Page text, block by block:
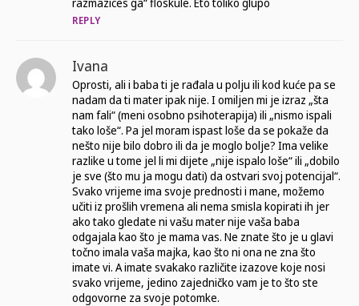
REPLY
Ivana
Oprosti, ali i baba ti je rađala u polju ili kod kuće pa se
nadam da ti mater ipak nije. I omiljen mi je izraz „šta
nam fali“ (meni osobno psihoterapija) ili „nismo ispali
tako loše“. Pa jel moram ispast loše da se pokaže da
nešto nije bilo dobro ili da je moglo bolje? Ima velike
razlike u tome jel li mi dijete „nije ispalo loše“ ili „dobilo
je sve (što mu ja mogu dati) da ostvari svoj potencijal“.
Svako vrijeme ima svoje prednosti i mane, možemo
učiti iz prošlih vremena ali nema smisla kopirati ih jer
ako tako gledate ni vašu mater nije vaša baba
odgajala kao što je mama vas. Ne znate što je u glavi
točno imala vaša majka, kao što ni ona ne zna što
imate vi. A imate svakako različite izazove koje nosi
svako vrijeme, jedino zajedničko vam je to što ste
odgovorne za svoje potomke.